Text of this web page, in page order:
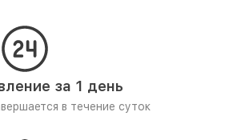
за 1 день
в течение суток